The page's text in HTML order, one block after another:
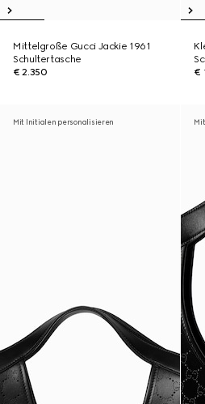
Mittelgroße Gucci Jackie 1961
Schultertasche
€ 2.350
€
Mit Initialen personalisieren